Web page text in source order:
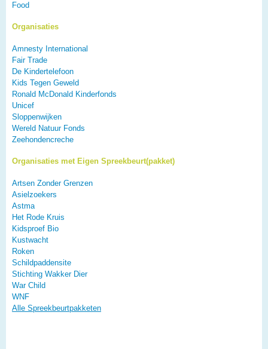
Food
Organisaties
Amnesty International
Fair Trade
De Kindertelefoon
Kids Tegen Geweld
Ronald McDonald Kinderfonds
Unicef
Sloppenwijken
Wereld Natuur Fonds
Zeehondencreche
Organisaties met Eigen Spreekbeurt(pakket)
Artsen Zonder Grenzen
Asielzoekers
Astma
Het Rode Kruis
Kidsproef Bio
Kustwacht
Roken
Schildpaddensite
Stichting Wakker Dier
War Child
WNF
Alle Spreekbeurtpakketen